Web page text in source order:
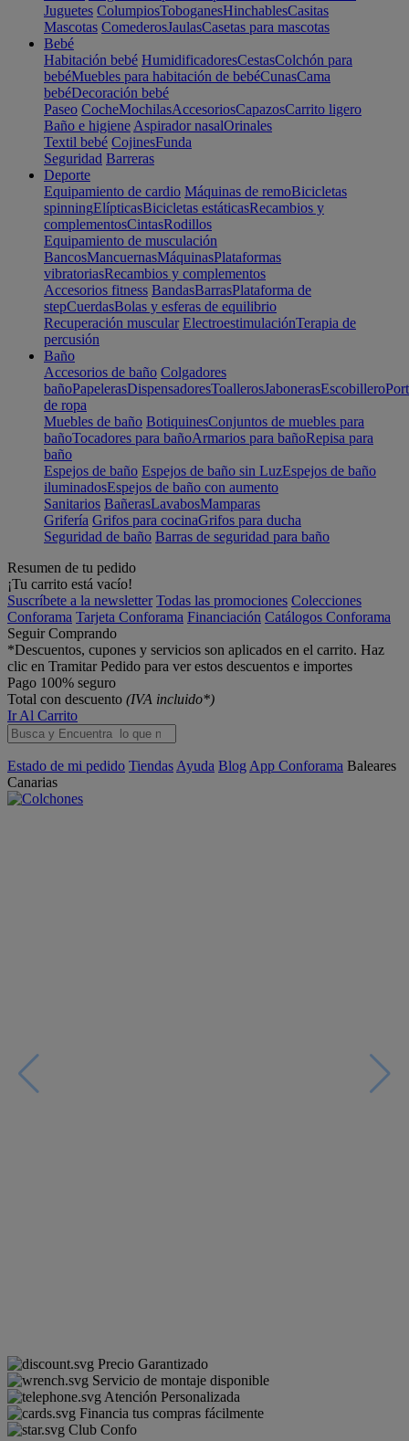
Juguetes ColumpiosToboganesHinchablesCasitas
Mascotas ComederosJaulasCasetas para mascotas
Bebé
Habitación bebé HumidificadoresCestasColchón para
bebéMuebles para habitación de bebéCunasCama
bebéDecoración bebé
Paseo CocheMochilasAccesoriosCapazosCarrito ligero
Baño e higiene Aspirador nasalOrinales
Textil bebé CojinesFunda
Seguridad Barreras
Deporte
Equipamiento de cardio Máquinas de remoBicicletas
spinningElípticasBicicletas estáticasRecambios y
complementosCintasRodillos
Equipamiento de musculación
BancosMancuernasMáquinasPlataformas
vibratoriasRecambios y complementos
Accesorios fitness BandasBarrasPlataforma de
stepCuerdasBolas y esferas de equilibrio
Recuperación muscular ElectroestimulaciónTerapia de
percusión
Baño
Accesorios de baño Colgadores
bañoPapelerasDispensadoresToallerosJabonerasEscobillero
de ropa
Muebles de baño BotiquinesConjuntos de muebles para
bañoTocadores para bañoArmarios para bañoRepisa para
baño
Espejos de baño Espejos de baño sin LuzEspejos de baño
iluminadosEspejos de baño con aumento
Sanitarios BañerasLavabosMamparas
Grifería Grifos para cocinaGrifos para ducha
Seguridad de baño Barras de seguridad para baño
Resumen de tu pedido
¡Tu carrito está vacío!
Suscríbete a la newsletter Todas las promociones Colecciones
Conforama Tarjeta Conforama Financiación Catálogos Conforama
Seguir Comprando
*Descuentos, cupones y servicios son aplicados en el carrito. Haz
clic en Tramitar Pedido para ver estos descuentos e importes
Pago 100% seguro
Total con descuento (IVA incluido*)
Ir Al Carrito
Estado de mi pedido Tiendas Ayuda Blog App Conforama Baleares
Canarias
Precio Garantizado
Servicio de montaje disponible
Atención Personalizada
Financia tus compras fácilmente
Club Confo